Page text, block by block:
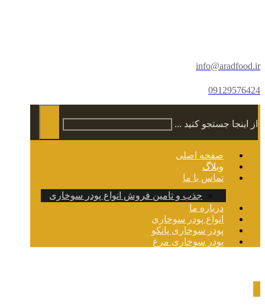
info@aradfood.ir
09129576424
از اینجا جستجو کنید ...
صفحه اصلی
وبلاگ
تماس با ما
جذب و تامین فروش انواع پودر سوخاری
درباره ما
انواع پودر سوخاری
پودر سوخاری پانکو
پودر سوخاری مرغ